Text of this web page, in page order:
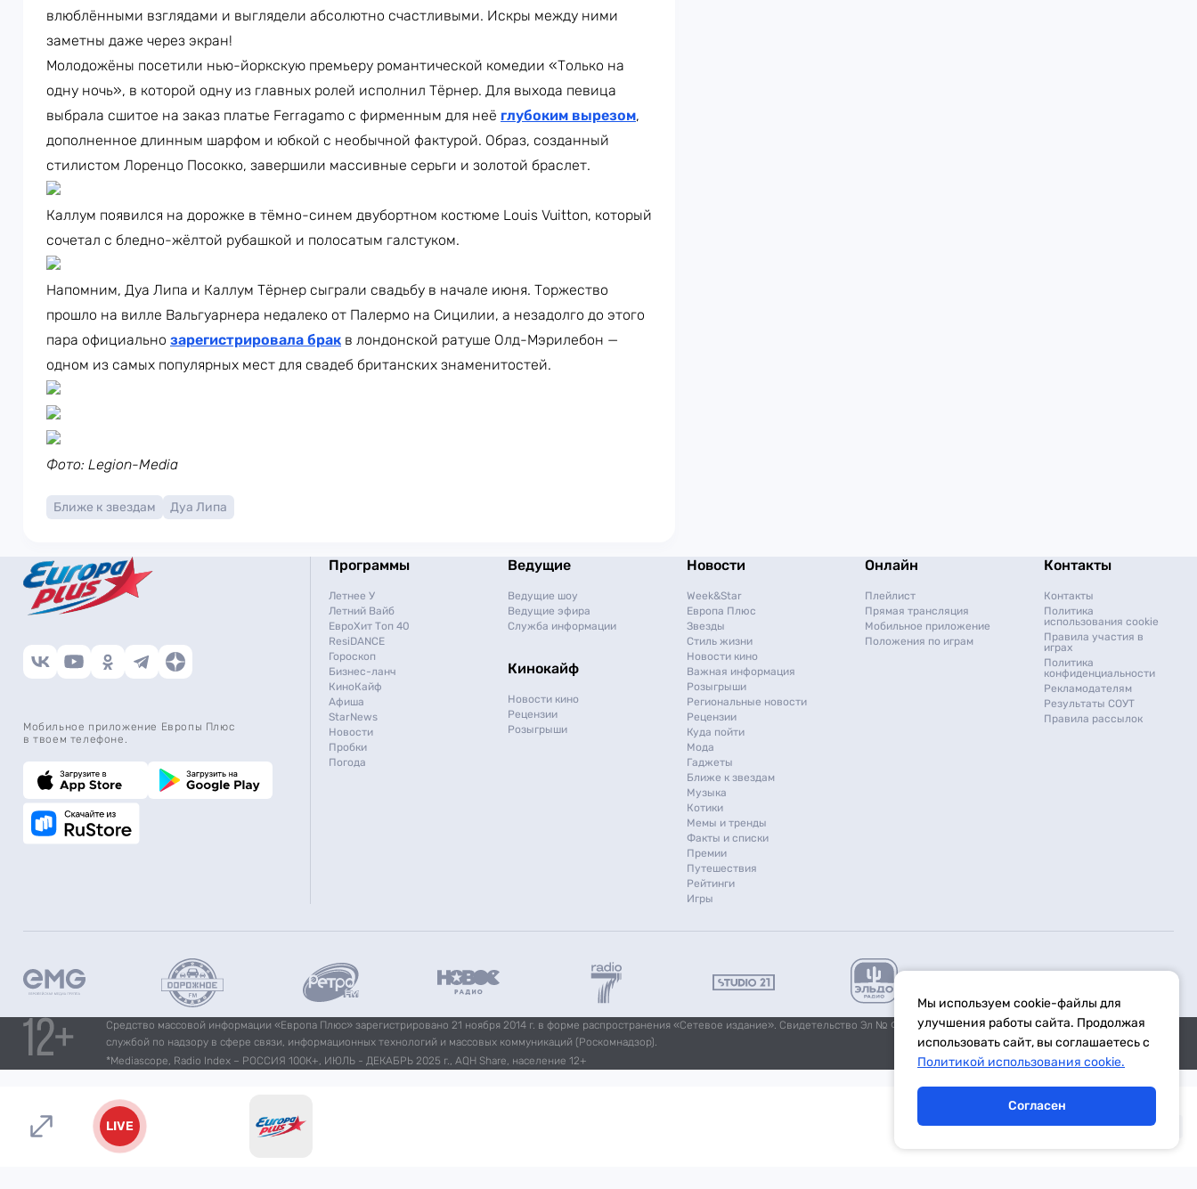
влюблёнными взглядами и выглядели абсолютно счастливыми. Искры между ними
заметны даже через экран!
Молодожёны посетили нью-йоркскую премьеру романтической комедии «Только на
одну ночь», в которой одну из главных ролей исполнил Тёрнер. Для выхода певица
выбрала сшитое на заказ платье Ferragamo с фирменным для неё глубоким вырезом,
дополненное длинным шарфом и юбкой с необычной фактурой. Образ, созданный
стилистом Лоренцо Посокко, завершили массивные серьги и золотой браслет.
Каллум появился на дорожке в тёмно-синем двубортном костюме Louis Vuitton, который
сочетал с бледно-жёлтой рубашкой и полосатым галстуком.
Напомним, Дуа Липа и Каллум Тёрнер сыграли свадьбу в начале июня. Торжество
прошло на вилле Вальгуарнера недалеко от Палермо на Сицилии, а незадолго до этого
пара официально зарегистрировала брак в лондонской ратуше Олд-Мэрилебон —
одном из самых популярных мест для свадеб британских знаменитостей.
Фото: Legion-Media
Ближе к звездам Дуа Липа
Мобильное приложение Европы Плюс
в твоем телефоне.
Программы
Летнее У
Летний Вайб
ЕвроХит Топ 40
ResiDANCE
Гороскоп
Бизнес-ланч
КиноКайф
Афиша
StarNews
Новости
Пробки
Погода
Ведущие
Ведущие шоу
Ведущие эфира
Служба информации
Кинокайф
Новости кино
Рецензии
Розыгрыши
Новости
Week&Star
Европа Плюс
Звезды
Стиль жизни
Новости кино
Важная информация
Розыгрыши
Региональные новости
Рецензии
Куда пойти
Мода
Гаджеты
Ближе к звездам
Музыка
Котики
Мемы и тренды
Факты и списки
Премии
Путешествия
Рейтинги
Игры
Онлайн
Плейлист
Прямая трансляция
Мобильное приложение
Положения по играм
Контакты
Контакты
Политика
использования cookie
Правила участия в
играх
Политика
конфиденциальности
Рекламодателям
Результаты СОУТ
Правила рассылок
Средство массовой информации «Европа Плюс» зарегистрировано 21 ноября 2014 г. в форме распространения «Сетевое издание». Свидетельство Эл № ФС77-59972 от 21.11.2014 выдано Федеральной
службой по надзору в сфере связи, информационных технологий и массовых коммуникаций (Роскомнадзор).
*Mediascope, Radio Index – РОССИЯ 100К+, ИЮЛЬ - ДЕКАБРЬ 2025 г., AQH Share, население 12+
LIVE
Мы используем cookie-файлы для
улучшения работы сайта. Продолжая
использовать сайт, вы соглашаетесь с
Политикой использования cookie.
Согласен